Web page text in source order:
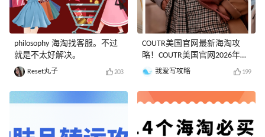
philosophy 海淘找客服。不过
就是不太好解决。
Reset丸子 203
COUTR美国官网最新海淘攻
略！COUTR美国官网2026年海
淘教程我爱写攻略 199